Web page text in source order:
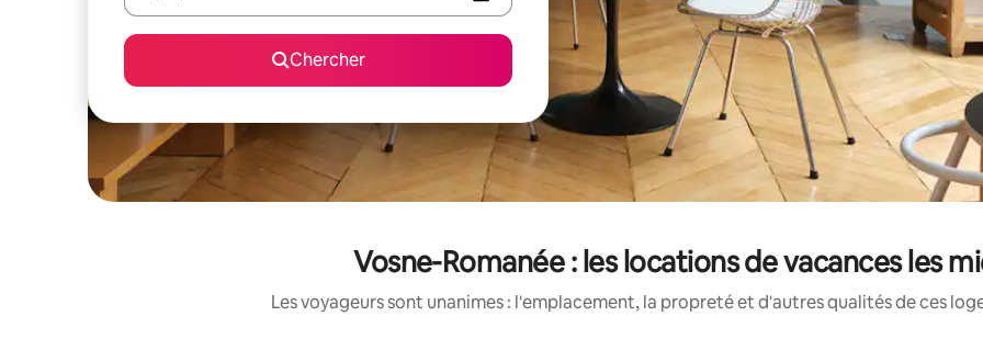
Chercher
Vosne-Romanée : les locations de vacances les
Les voyageurs sont unanimes : l'emplacement, la propreté et d'autres qualités de ces